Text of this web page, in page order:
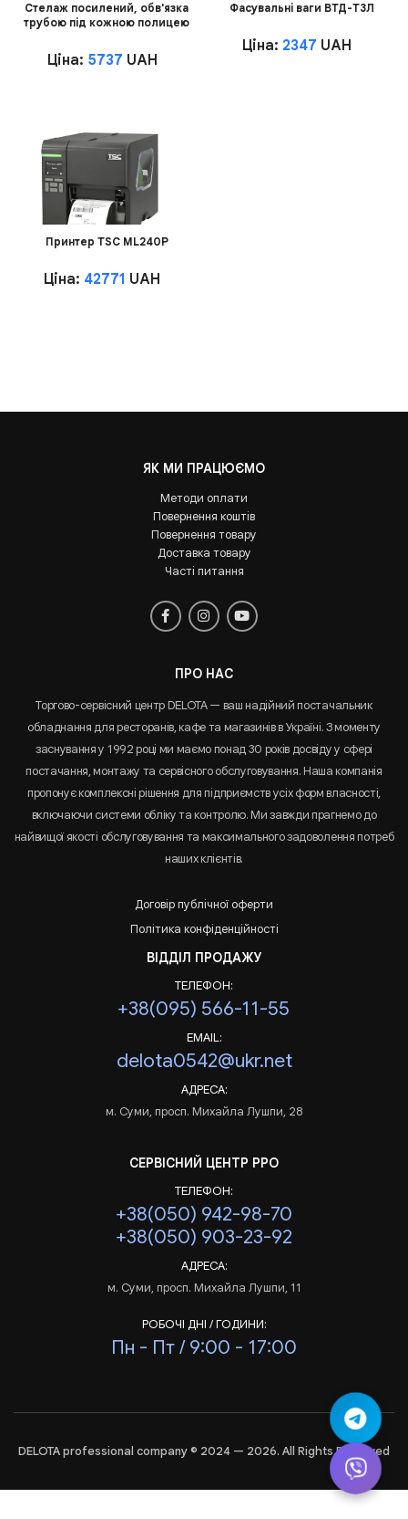
Стелаж посилений, обв'язка
трубою під кожною полицею
Ціна: 5737 UAH
Фасувальні ваги ВТД-Т3Л
Ціна: 2347 UAH
Принтер TSC ML240P
Ціна: 42771 UAH
ЯК МИ ПРАЦЮЄМО
Методи оплати
Повернення коштів
Повернення товару
Доставка товару
Часті питання
ПРО НАС
Торгово-сервісний центр DELOTA — ваш надійний постачальник
обладнання для ресторанів, кафе та магазинів в Україні. З моменту
заснування у 1992 році ми маємо понад 30 років досвіду у сфері
постачання, монтажу та сервісного обслуговування. Наша компанія
пропонує комплексні рішення для підприємств усіх форм власності,
включаючи системи обліку та контролю. Ми завжди прагнемо до
найвищої якості обслуговування та максимального задоволення потреб
наших клієнтів.
Договір публічної оферти
Політика конфіденційності
ВІДДІЛ ПРОДАЖУ
ТЕЛЕФОН:
+38(095) 566-11-55
EMAIL:
delota0542@ukr.net
АДРЕСА:
м. Суми, просп. Михайла Лушпи, 28
СЕРВІСНИЙ ЦЕНТР РРО
ТЕЛЕФОН:
+38(050) 942-98-70
+38(050) 903-23-92
АДРЕСА:
м. Суми, просп. Михайла Лушпи, 11
РОБОЧІ ДНІ / ГОДИНИ:
Пн - Пт / 9:00 - 17:00
DELOTA professional company © 2024 — 2026. All Rights Reserved